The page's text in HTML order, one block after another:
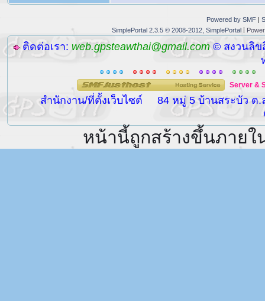
Powered by SMF |
SimplePortal 2.3.5 © 2008-2012, SimplePortal |
ติดต่อเรา: web.gpsteawthai@gmail.com © สงวนลิข
Server &
สำนักงาน/ที่ตั้งเว็บไซต์
84 หมู่ 5 บ้านสระบัว
หน้านี้ถูกสร้างขึ้นภายใ